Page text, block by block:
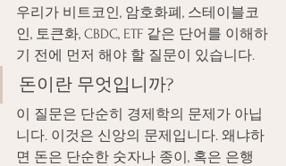
우리가 비트코인, 암호화폐, 스테이블코
인, 토큰화, CBDC, ETF 같은 단어를 이해하
기 전에 먼저 해야 할 질문이 있습니다.
돈이란 무엇입니까?
이 질문은 단순히 경제학의 문제가 아닙
니다. 이것은 신앙의 문제입니다. 왜냐하
면 돈은 단순한 숫자나 종이, 혹은 은행